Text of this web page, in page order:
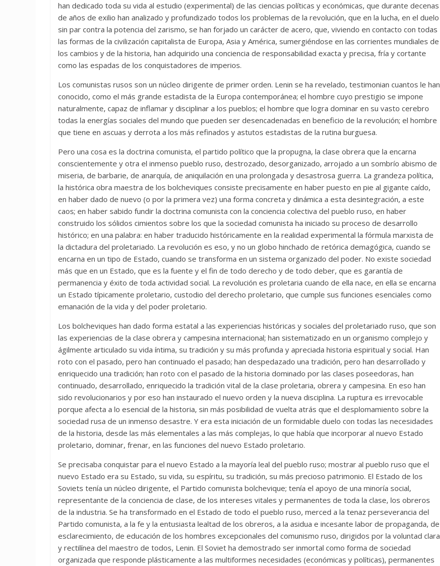
han dedicado toda su vida al estudio (experimental) de las ciencias políticas y económicas, que durante decenas
de años de exilio han analizado y profundizado todos los problemas de la revolución, que en la lucha, en el duelo
sin par contra la potencia del zarismo, se han forjado un carácter de acero, que, viviendo en contacto con todas
las formas de la civilización capitalista de Europa, Asia y América, sumergiéndose en las corrientes mundiales de
los cambios y de la historia, han adquirido una conciencia de responsabilidad exacta y precisa, fría y cortante
como las espadas de los conquistadores de imperios.
Los comunistas rusos son un núcleo dirigente de primer orden. Lenin se ha revelado, testimonian cuantos le han
conocido, como el más grande estadista de la Europa contemporánea; el hombre cuyo prestigio se impone
naturalmente, capaz de inflamar y disciplinar a los pueblos; el hombre que logra dominar en su vasto cerebro
todas la energías sociales del mundo que pueden ser desencadenadas en beneficio de la revolución; el hombre
que tiene en ascuas y derrota a los más refinados y astutos estadistas de la rutina burguesa.
Pero una cosa es la doctrina comunista, el partido político que la propugna, la clase obrera que la encarna
conscientemente y otra el inmenso pueblo ruso, destrozado, desorganizado, arrojado a un sombrío abismo de
miseria, de barbarie, de anarquía, de aniquilación en una prolongada y desastrosa guerra. La grandeza política,
la histórica obra maestra de los bolcheviques consiste precisamente en haber puesto en pie al gigante caído,
en haber dado de nuevo (o por la primera vez) una forma concreta y dinámica a esta desintegración, a este
caos; en haber sabido fundir la doctrina comunista con la conciencia colectiva del pueblo ruso, en haber
construido los sólidos cimientos sobre los que la sociedad comunista ha iniciado su proceso de desarrollo
histórico; en una palabra: en haber traducido históricamente en la realidad experimental la fórmula marxista de
la dictadura del proletariado. La revolución es eso, y no un globo hinchado de retórica demagógica, cuando se
encarna en un tipo de Estado, cuando se transforma en un sistema organizado del poder. No existe sociedad
más que en un Estado, que es la fuente y el fin de todo derecho y de todo deber, que es garantía de
permanencia y éxito de toda actividad social. La revolución es proletaria cuando de ella nace, en ella se encarna
un Estado típicamente proletario, custodio del derecho proletario, que cumple sus funciones esenciales como
emanación de la vida y del poder proletario.
Los bolcheviques han dado forma estatal a las experiencias históricas y sociales del proletariado ruso, que son
las experiencias de la clase obrera y campesina internacional; han sistematizado en un organismo complejo y
ágilmente articulado su vida íntima, su tradición y su más profunda y apreciada historia espiritual y social. Han
roto con el pasado, pero han continuado el pasado; han despedazado una tradición, pero han desarrollado y
enriquecido una tradición; han roto con el pasado de la historia dominado por las clases poseedoras, han
continuado, desarrollado, enriquecido la tradición vital de la clase proletaria, obrera y campesina. En eso han
sido revolucionarios y por eso han instaurado el nuevo orden y la nueva disciplina. La ruptura es irrevocable
porque afecta a lo esencial de la historia, sin más posibilidad de vuelta atrás que el desplomamiento sobre la
sociedad rusa de un inmenso desastre. Y era esta iniciación de un formidable duelo con todas las necesidades
de la historia, desde las más elementales a las más complejas, lo que había que incorporar al nuevo Estado
proletario, dominar, frenar, en las funciones del nuevo Estado proletario.
Se precisaba conquistar para el nuevo Estado a la mayoría leal del pueblo ruso; mostrar al pueblo ruso que el
nuevo Estado era su Estado, su vida, su espíritu, su tradición, su más precioso patrimonio. El Estado de los
Soviets tenía un núcleo dirigente, el Partido comunista bolchevique; tenía el apoyo de una minoría social,
representante de la conciencia de clase, de los intereses vitales y permanentes de toda la clase, los obreros
de la industria. Se ha transformado en el Estado de todo el pueblo ruso, merced a la tenaz perseverancia del
Partido comunista, a la fe y la entusiasta lealtad de los obreros, a la asidua e incesante labor de propaganda, de
esclarecimiento, de educación de los hombres excepcionales del comunismo ruso, dirigidos por la voluntad clara
y rectilínea del maestro de todos, Lenin. El Soviet ha demostrado ser inmortal como forma de sociedad
organizada que responde plásticamente a las multiformes necesidades (económicas y políticas), permanentes